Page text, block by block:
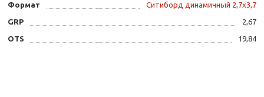
Формат Ситиборд динамичный 2,7х3,7
GRP 2,67
OTS 19,84